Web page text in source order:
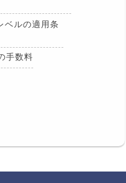
ベルの適用条
手数料